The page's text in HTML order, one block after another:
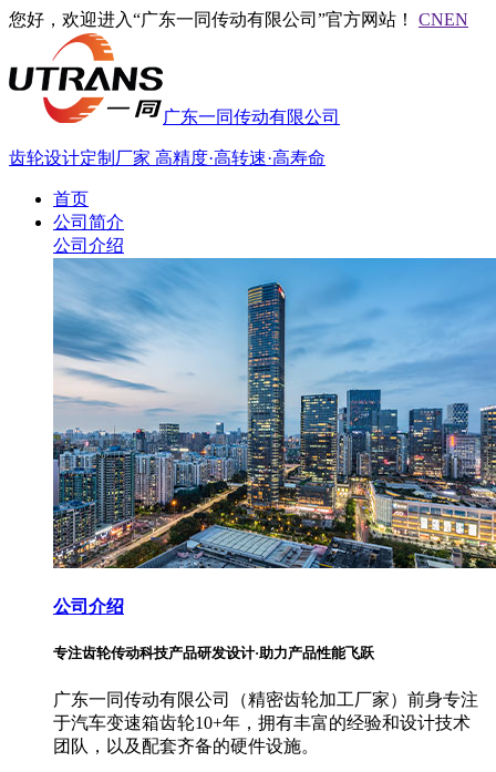
您好，欢迎进入“广东一同传动有限公司”官方网站！ CNEN
广东一同传动有限公司
齿轮设计定制厂家 高精度·高转速·高寿命
首页
公司简介
公司介绍
公司介绍
专注齿轮传动科技产品研发设计·助力产品性能飞跃
广东一同传动有限公司（精密齿轮加工厂家）前身专注
于汽车变速箱齿轮10+年，拥有丰富的经验和设计技术
团队，以及配套齐备的硬件设施。